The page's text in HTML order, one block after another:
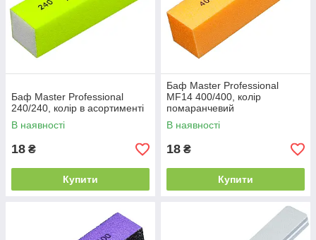
Баф Master Professional
240/240, колір в асортименті
В наявності
18 ₴
Купити
Баф Master Professional
MF14 400/400, колір
помаранчевий
В наявності
18 ₴
Купити